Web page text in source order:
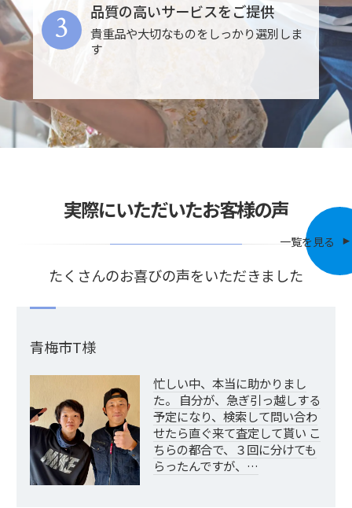
品質の高いサービスをご提供
貴重品や大切なものをしっかり選別しま
す
3
実際にいただいたお客様の声
たくさんのお喜びの声をいただきました
一覧を見る
青梅市T様
忙しい中、本当に助かりまし
た。 自分が、急ぎ引っ越しする
予定になり、検索して問い合わ
せたら直ぐ来て査定して貰い こ
ちらの都合で、３回に分けても
らったんですが、…